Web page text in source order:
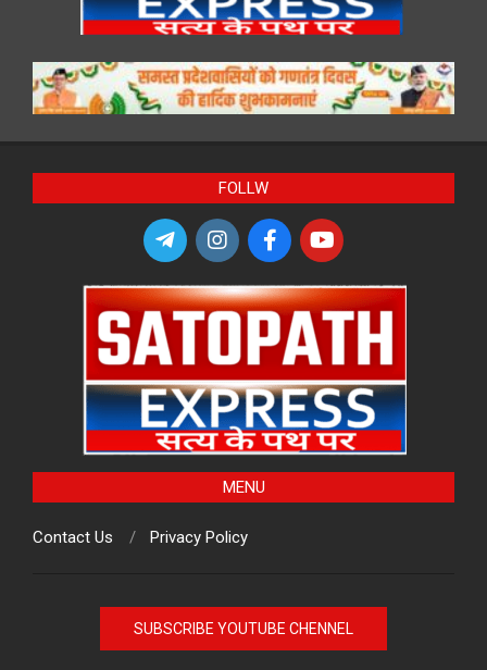
FOLLW
MENU
Contact Us Privacy Policy
SUBSCRIBE YOUTUBE CHENNEL